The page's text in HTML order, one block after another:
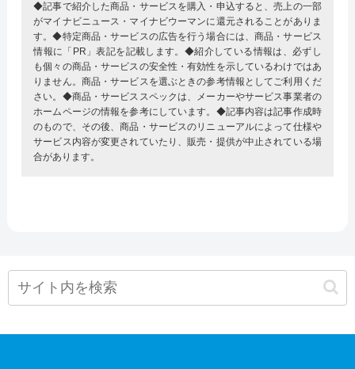
◆記事で紹介した商品・サービスを購入・申込すると、売上の一部
がマイナビニュース・マイナビウーマンに還元されることがありま
す。◆特定商品・サービスの広告を行う場合には、商品・サービス
情報に「PR」表記を記載します。◆紹介している情報は、必ずし
も個々の商品・サービスの安全性・有効性を示しているわけではあ
りません。商品・サービスを選ぶときの参考情報としてご利用くだ
さい。◆商品・サービススペックは、メーカーやサービス事業者の
ホームページの情報を参考にしています。◆記事内容は記事作成時
のもので、その後、商品・サービスのリニューアルによって仕様や
サービス内容が変更されていたり、販売・提供が中止されている場
合があります。